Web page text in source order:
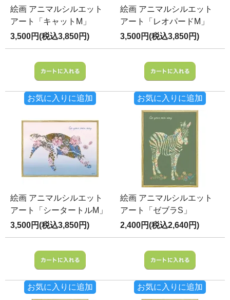
絵画 アニマルシルエット
アート「キャットM」
3,500円(税込3,850円)
お気に入りに追加
絵画 アニマルシルエット
アート「レオパードM」
3,500円(税込3,850円)
お気に入りに追加
絵画 アニマルシルエット
アート「シータートルM」
3,500円(税込3,850円)
お気に入りに追加
絵画 アニマルシルエット
アート「ゼブラS」
2,400円(税込2,640円)
お気に入りに追加